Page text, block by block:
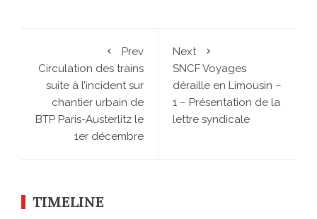
Prev
Circulation des trains
suite à l’incident sur
chantier urbain de
BTP Paris-Austerlitz le
1er décembre
Next
SNCF Voyages
déraille en Limousin –
1 – Présentation de la
lettre syndicale
TIMELINE